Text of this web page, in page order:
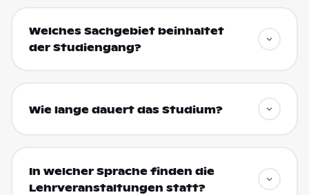
Welches Sachgebiet beinhaltet
der Studiengang?
Wie lange dauert das Studium?
In welcher Sprache finden die
Lehrveranstaltungen statt?